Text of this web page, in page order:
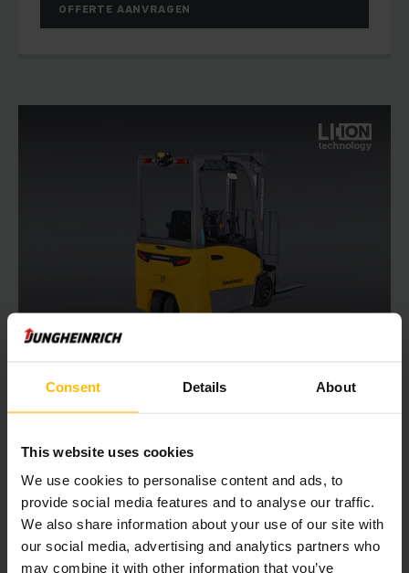
Consent Details About
This website uses cookies
We use cookies to personalise content and ads, to
provide social media features and to analyse our traffic.
We also share information about your use of our site with
our social media, advertising and analytics partners who
may combine it with other information that you’ve
OFFERTE AANVRAGEN
Heftruck EFG BB-serie
Vanaf€19.950,00